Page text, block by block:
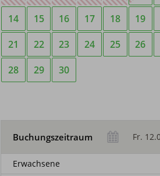
14
15 16 17 18 19
21
22 23 24 25 26
28
29 30
Buchungszeitraum
Erwachsene